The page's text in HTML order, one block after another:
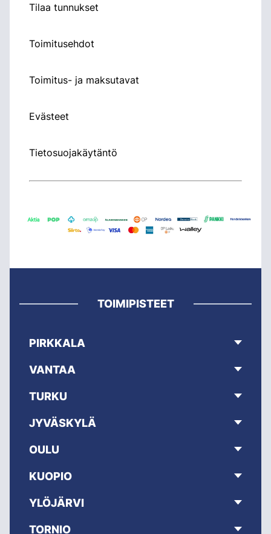
Tilaa tunnukset
Toimitusehdot
Toimitus- ja maksutavat
Evästeet
Tietosuojakäytäntö
TOIMIPISTEET
PIRKKALA
VANTAA
TURKU
JYVÄSKYLÄ
OULU
KUOPIO
YLÖJÄRVI
TORNIO